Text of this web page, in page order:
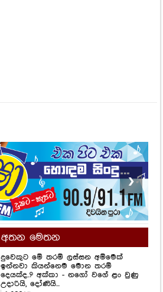
❯
අතන මෙතන
දුවෙකුට මේ තරම් ලස්සන අම්මෙක්
ඉන්නවා කියන්නෙම මොන තරම්
දෙයක්ද..? අක්කා - නගෝ වගේ ළං වුණු
උදාරියි, දෝණියි...